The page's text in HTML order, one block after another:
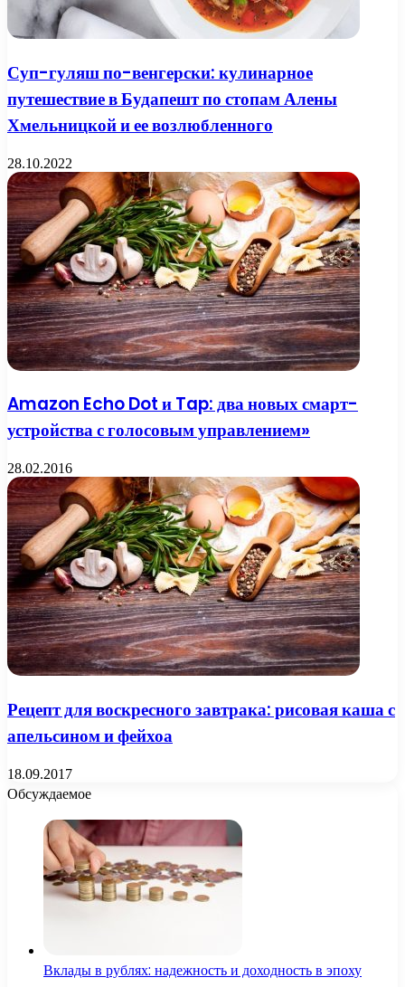
Суп-гуляш по-венгерски: кулинарное
путешествие в Будапешт по стопам Алены
Хмельницкой и ее возлюбленного
28.10.2022
Amazon Echo Dot и Tap: два новых смарт-
устройства с голосовым управлением»
28.02.2016
Рецепт для воскресного завтрака: рисовая каша с
апельсином и фейхоа
18.09.2017
Обсуждаемое
Вклады в рублях: надежность и доходность в эпоху